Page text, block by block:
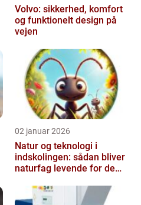
Volvo: sikkerhed, komfort
og funktionelt design på
vejen
02 januar 2026
Natur og teknologi i
indskolingen: sådan bliver
naturfag levende for de